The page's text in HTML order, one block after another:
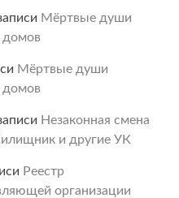
Мёртвые души
домов
Мёртвые души
домов
Незаконная смена
и другие УК
Реестр
организации